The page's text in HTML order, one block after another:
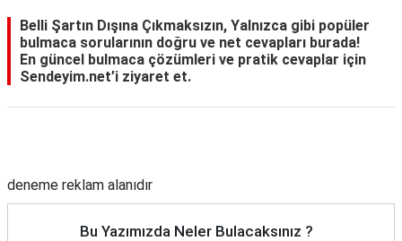
TÜRKÜ
SÖZLERİ
Bize
Ulaşın
Belli Şartın Dışına Çıkmaksızın, Yalnızca gibi popüler
bulmaca sorularının doğru ve net cevapları burada!
En güncel bulmaca çözümleri ve pratik cevaplar için
Sendeyim.net’i ziyaret et.
deneme reklam alanıdır
Bu Yazımızda Neler Bulacaksınız ?